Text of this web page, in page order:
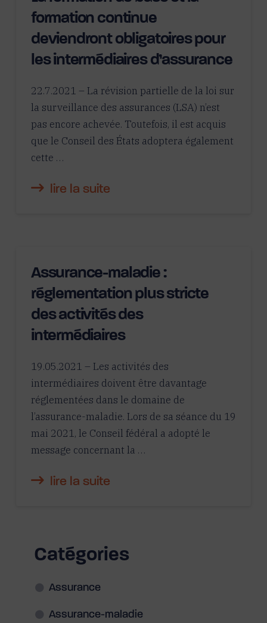
formation continue
deviendront obligatoires pour
les intermédiaires d’assurance
22.7.2021 – La révision partielle de la loi sur
la surveillance des assurances (LSA) n’est
pas encore achevée. Toutefois, il est acquis
que le Conseil des États adoptera également
cette …
lire la suite
Assurance-maladie :
réglementation plus stricte
des activités des
intermédiaires
19.05.2021 – Les activités des
intermédiaires doivent être davantage
réglementées dans le domaine de
l’assurance-maladie. Lors de sa séance du 19
mai 2021, le Conseil fédéral a adopté le
message concernant la …
lire la suite
Catégories
Assurance
Assurance-maladie